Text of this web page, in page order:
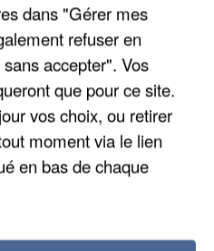
dans "Gérer mes
refuser en
accepter". Vos
que pour ce site.
vos choix, ou retirer
moment via le lien
en bas de chaque